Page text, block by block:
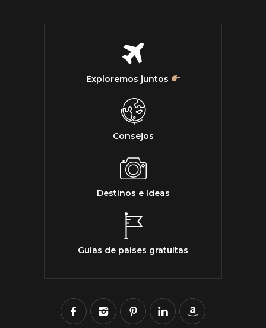
Exploremos juntos
Consejos
Destinos e Ideas
Guías de países gratuitas